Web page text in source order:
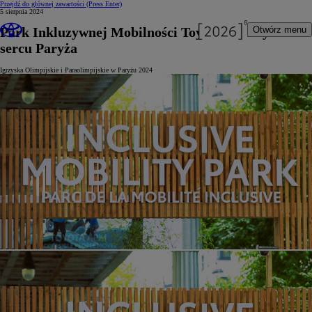
Przejdź do głównej zawartości (Press Enter)
Otwórz menu
5 sierpnia 2024
Park Inkluzywnej Mobilności Toyoty w samym
sercu Paryża
Igrzyska Olimpijskie i Paraolimpijskie w Paryżu 2024